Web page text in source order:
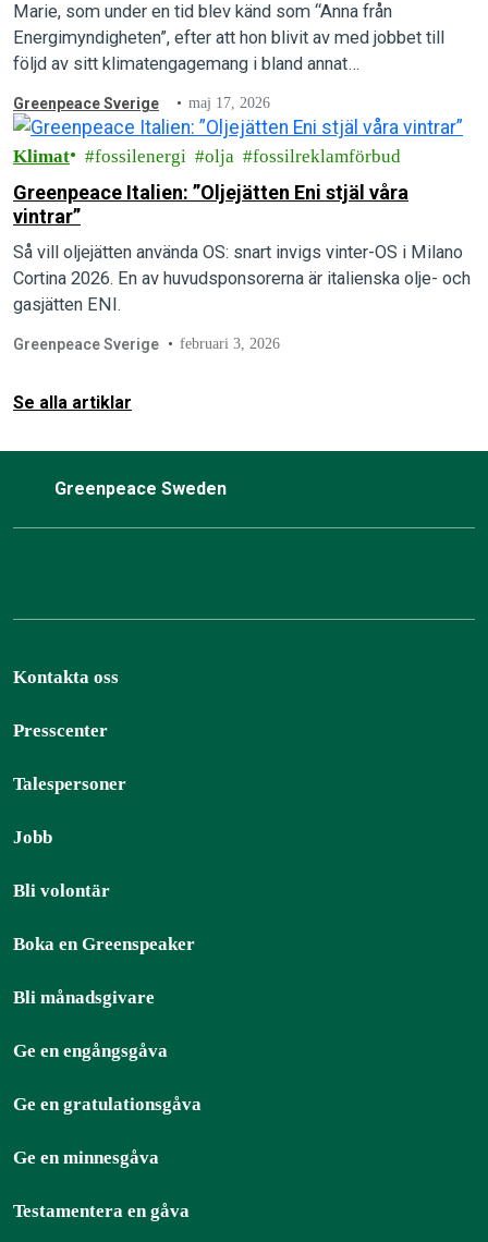
Marie, som under en tid blev känd som “Anna från
Energimyndigheten”, efter att hon blivit av med jobbet till
följd av sitt klimatengagemang i bland annat
Greenpeace Sverige maj 17, 2026
Klimat fossilenergi olja fossilreklamförbud
Greenpeace Italien: ”Oljejätten Eni stjäl våra
vintrar”
Så vill oljejätten använda OS: snart invigs vinter-OS i Milano
Cortina 2026. En av huvudsponsorerna är italienska olje- och
gasjätten ENI.
Greenpeace Sverige februari 3, 2026
Se alla artiklar
Greenpeace Sweden
Kontakta oss
Presscenter
Talespersoner
Jobb
Bli volontär
Boka en Greenspeaker
Bli månadsgivare
Ge en engångsgåva
Ge en gratulationsgåva
Ge en minnesgåva
Testamentera en gåva